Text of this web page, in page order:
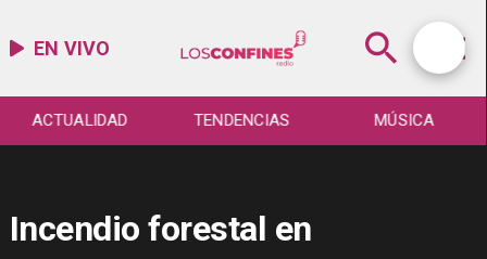
EN VIVO
ACTUALIDAD TENDENCIAS MÚSICA
Incendio forestal en